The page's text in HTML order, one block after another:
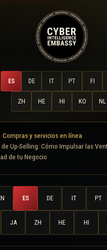
ES DE IT PT FI
ZH HE HI KO NL
Compras y servicios en línea
Up-Selling: Cómo Impulsar las
de tu Negocio
ES DE IT PT
JA ZH HE HI